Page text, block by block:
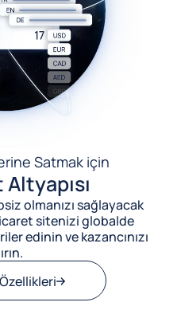
Satmak için
olmanızı sağlayacak
sitenizi globalde
edinin ve kazancınızı